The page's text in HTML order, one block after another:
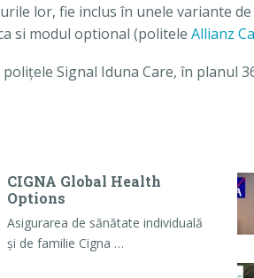
lor, fie inclus în unele variante
si modul optional (politele Allianz
Signal Iduna Care, în planul
CIGNA Global Health
Options
Asigurarea de sănătate individuală
și de familie Cigna …